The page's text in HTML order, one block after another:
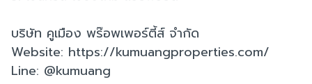
บริษัท คูเมือง พร๊อพเพอร์ตี้ส์ จำกัด
Website: https://kumuangproperties.com/
Line: @kumuang